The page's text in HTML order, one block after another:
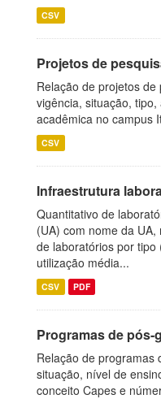
CSV
Projetos de
Relação de projetos
vigência, situação,
acadêmica no campus
CSV
Infraestrutura
Quantitativo de
(UA) com nome da
de laboratórios por tipo
utilização média...
CSV PDF
Programas de pós-
Relação de programas
situação, nível de
conceito Capes e